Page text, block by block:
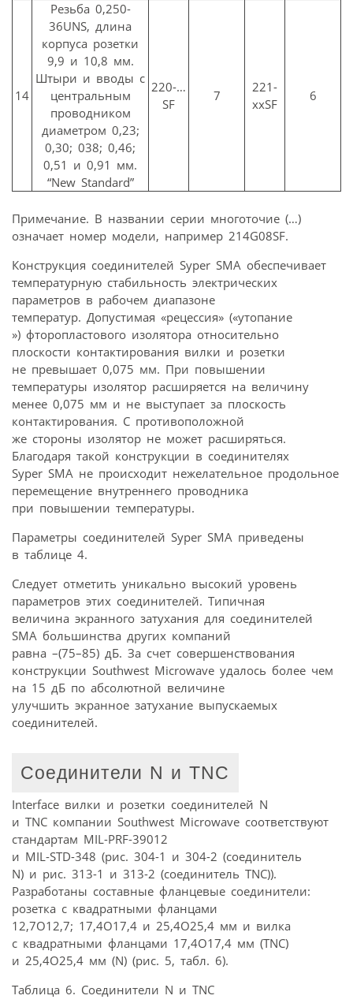
14
Резьба 0,250-
36UNS, длина
корпуса розетки
9,9 и 10,8 мм.
Штыри и вводы с
центральным
проводником
диаметром 0,23;
0,30; 038; 0,46;
0,51 и 0,91 мм.
“New Standard”
220-…
SF
7
221-
ххSF
6
Примечание. В названии серии многоточие (…)
означает номер модели, например 214G08SF.
Конструкция соединителей Syper SMA обеспечивает
температурную стабильность электрических
параметров в рабочем диапазоне
температур. Допустимая «рецессия» («утопание
») фторопластового изолятора относительно
плоскости контактирования вилки и розетки
не превышает 0,075 мм. При повышении
температуры изолятор расширяется на величину
менее 0,075 мм и не выступает за плоскость
контактирования. С противоположной
же стороны изолятор не может расширяться.
Благодаря такой конструкции в соединителях
Syper SMA не происходит нежелательное продольное
перемещение внутреннего проводника
при повышении температуры.
Параметры соединителей Syper SMA приведены
в таблице 4.
Следует отметить уникально высокий уровень
параметров этих соединителей. Типичная
величина экранного затухания для соединителей
SMA большинства других компаний
равна –(75–85) дБ. За счет совершенствования
конструкции Southwest Microwave удалось более чем
на 15 дБ по абсолютной величине
улучшить экранное затухание выпускаемых
соединителей.
Соединители N и TNC
Interface вилки и розетки соединителей N
и TNC компании Southwest Microwave соответствуют
стандартам MIL-PRF-39012
и MIL-STD-348 (рис. 304-1 и 304-2 (соединитель
N) и рис. 313-1 и 313-2 (соединитель TNC)).
Разработаны составные фланцевые соединители:
розетка с квадратными фланцами
12,7O12,7; 17,4O17,4 и 25,4O25,4 мм и вилка
с квадратными фланцами 17,4O17,4 мм (TNC)
и 25,4O25,4 мм (N) (рис. 5, табл. 6).
Таблица 6. Соединители N и TNC